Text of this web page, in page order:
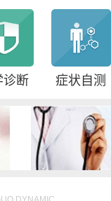
诊断 症状自测